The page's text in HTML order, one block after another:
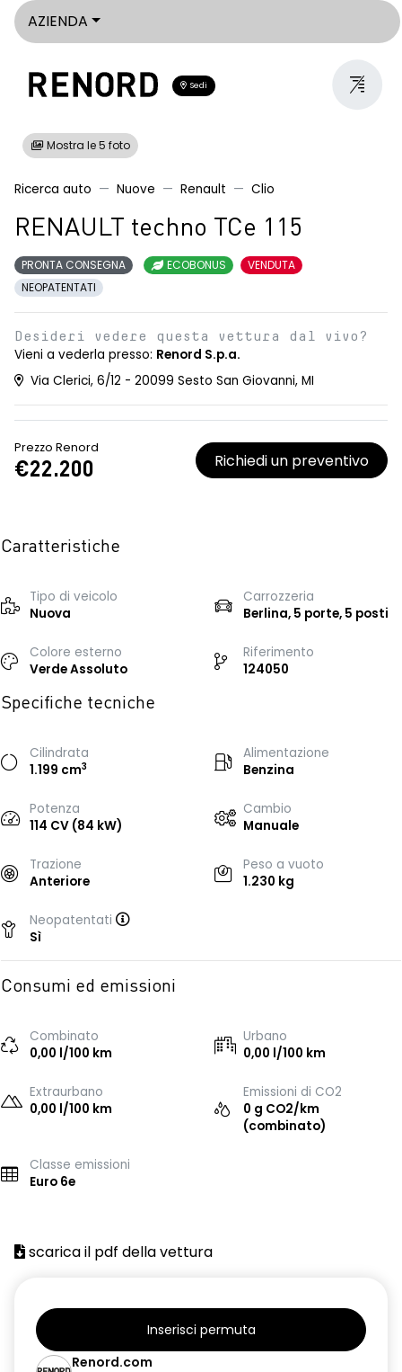
AZIENDA
Sedi
Mostra le 5 foto
Ricerca auto Nuove Renault Clio
RENAULT techno TCe 115
PRONTA CONSEGNA ECOBONUS
VENDUTA
NEOPATENTATI
Desideri vedere questa vettura dal vivo?
Vieni a vederla presso: Renord S.p.a.
Via Clerici, 6/12 - 20099 Sesto San Giovanni, MI
Prezzo Renord
€22.200 Richiedi un preventivo
Caratteristiche
Tipo di veicolo
Nuova
Carrozzeria
Berlina, 5 porte, 5 posti
Colore esterno
Verde Assoluto
Riferimento
124050
Specifiche tecniche
Cilindrata
1.199 cm3
Alimentazione
Benzina
Potenza
114 CV (84 kW)
Cambio
Manuale
Trazione
Anteriore
Peso a vuoto
1.230 kg
Neopatentati
Sì
Consumi ed emissioni
Combinato
0,00 l/100 km
Urbano
0,00 l/100 km
Extraurbano
0,00 l/100 km
Emissioni di CO2
0 g CO2/km
(combinato)
Classe emissioni
Euro 6e
scarica il pdf della vettura
Inserisci permuta
Renord.com